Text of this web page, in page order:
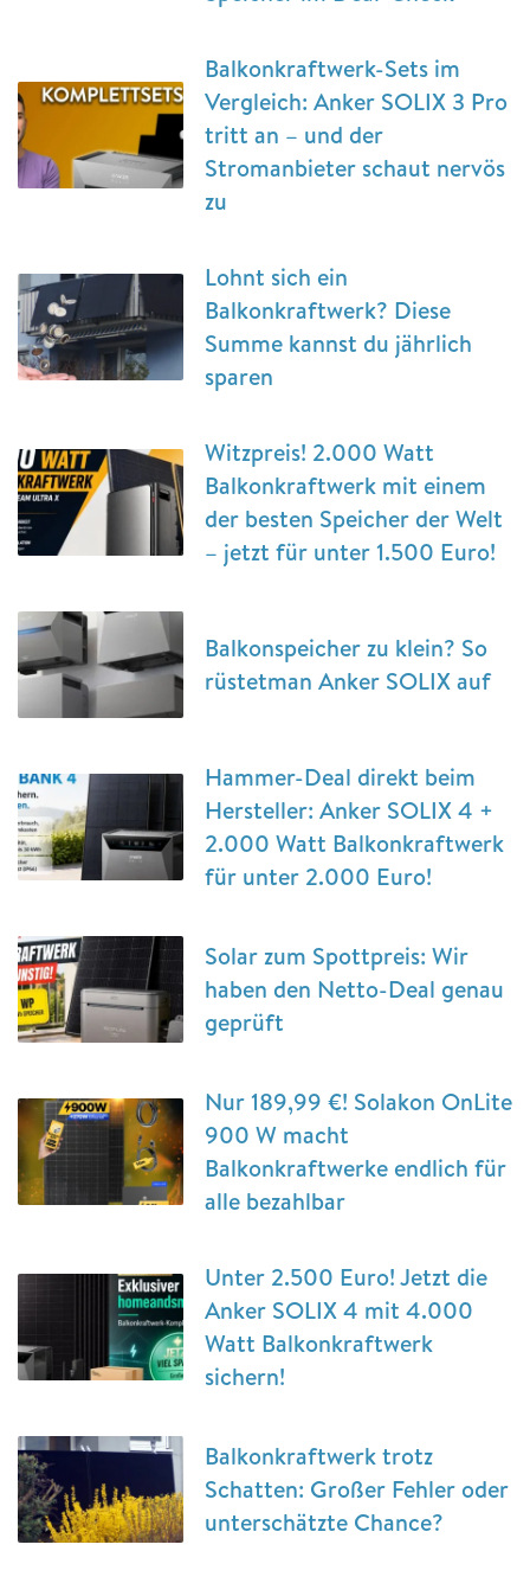
Balkonkraftwerk-Sets im
Vergleich: Anker SOLIX 3 Pro
tritt an – und der
Stromanbieter schaut nervös
zu
Lohnt sich ein
Balkonkraftwerk? Diese
Summe kannst du jährlich
sparen
Witzpreis! 2.000 Watt
Balkonkraftwerk mit einem
der besten Speicher der Welt
– jetzt für unter 1.500 Euro!
Balkonspeicher zu klein? So
rüstetman Anker SOLIX auf
Hammer-Deal direkt beim
Hersteller: Anker SOLIX 4 +
2.000 Watt Balkonkraftwerk
für unter 2.000 Euro!
Solar zum Spottpreis: Wir
haben den Netto-Deal genau
geprüft
Nur 189,99 €! Solakon OnLite
900 W macht
Balkonkraftwerke endlich für
alle bezahlbar
Unter 2.500 Euro! Jetzt die
Anker SOLIX 4 mit 4.000
Watt Balkonkraftwerk
sichern!
Balkonkraftwerk trotz
Schatten: Großer Fehler oder
unterschätzte Chance?